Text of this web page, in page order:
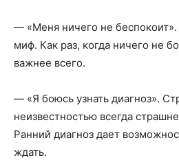
— «Меня ничего не
миф. Как раз, когда ничего не
важнее всего.
— «Я боюсь узнать диагноз».
неизвестностью всегда
Ранний диагноз дает
ждать.